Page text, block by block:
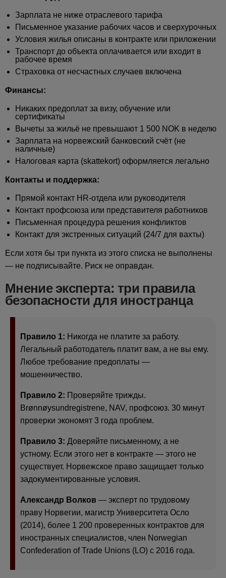
Зарплата не ниже отраслевого тарифа
Письменное указание рабочих часов и сверхурочных
Условия жилья описаны в контракте или приложении
Транспорт до объекта оплачивается или входит в
рабочее время
Страховка от несчастных случаев включена
Финансы:
Никаких предоплат за визу, обучение или
сертификаты
Вычеты за жильё не превышают 1 500 NOK в неделю
Зарплата на норвежский банковский счёт (не
наличные)
Налоговая карта (skattekort) оформляется легально
Контакты и поддержка:
Прямой контакт HR-отдела или руководителя
Контакт профсоюза или представителя работников
Письменная процедура решения конфликтов
Контакт для экстренных ситуаций (24/7 для вахты)
Если хотя бы три пункта из этого списка не выполнены
— не подписывайте. Риск не оправдан.
Мнение эксперта: три правила
безопасности для иностранца
Правило 1: Никогда не платите за работу.
Легальный работодатель платит вам, а не вы ему.
Любое требование предоплаты —
мошенничество.
Правило 2: Проверяйте трижды.
Brønnøysundregistrene, NAV, профсоюз. 30 минут
проверки экономят 3 года проблем.
Правило 3: Доверяйте письменному, а не
устному. Если этого нет в контракте — этого не
существует. Норвежское право защищает только
задокументированные условия.
Александр Волков — эксперт по трудовому
праву Норвегии, магистр Университета Осло
(2014), более 1 200 проверенных контрактов для
иностранных специалистов, член Norwegian
Confederation of Trade Unions (LO) с 2016 года.